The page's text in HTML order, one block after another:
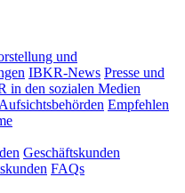
und
IBKR-News Presse und
in den sozialen Medien
Empfehlen
Geschäftskunden
FAQs